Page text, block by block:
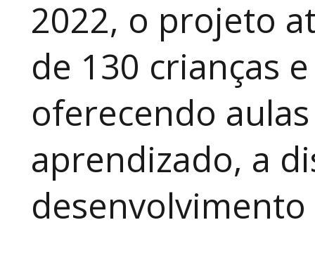
2022, o projeto
de 130 crianças
oferecendo
aprendizado, a